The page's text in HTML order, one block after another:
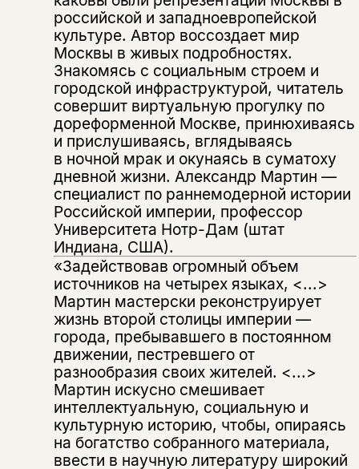
российской и западноевропейской
культуре. Автор воссоздает мир
Москвы в живых подробностях.
Знакомясь с социальным строем и
городской инфраструктурой, читатель
совершит виртуальную прогулку по
дореформенной Москве, принюхиваясь
и прислушиваясь, вглядываясь
в ночной мрак и окунаясь в суматоху
дневной жизни. Александр Мартин —
специалист по раннемодерной истории
Российской империи, профессор
Университета Нотр-Дам (штат
Индиана, США).
«Задействовав огромный объем
источников на четырех языках, <...>
Мартин мастерски реконструирует
жизнь второй столицы империи —
города, пребывавшего в постоянном
движении, пестревшего от
разнообразия своих жителей. <...>
Мартин искусно смешивает
интеллектуальную, социальную и
культурную историю, чтобы, опираясь
на богатство собранного материала,
ввести в научную литературу широкий